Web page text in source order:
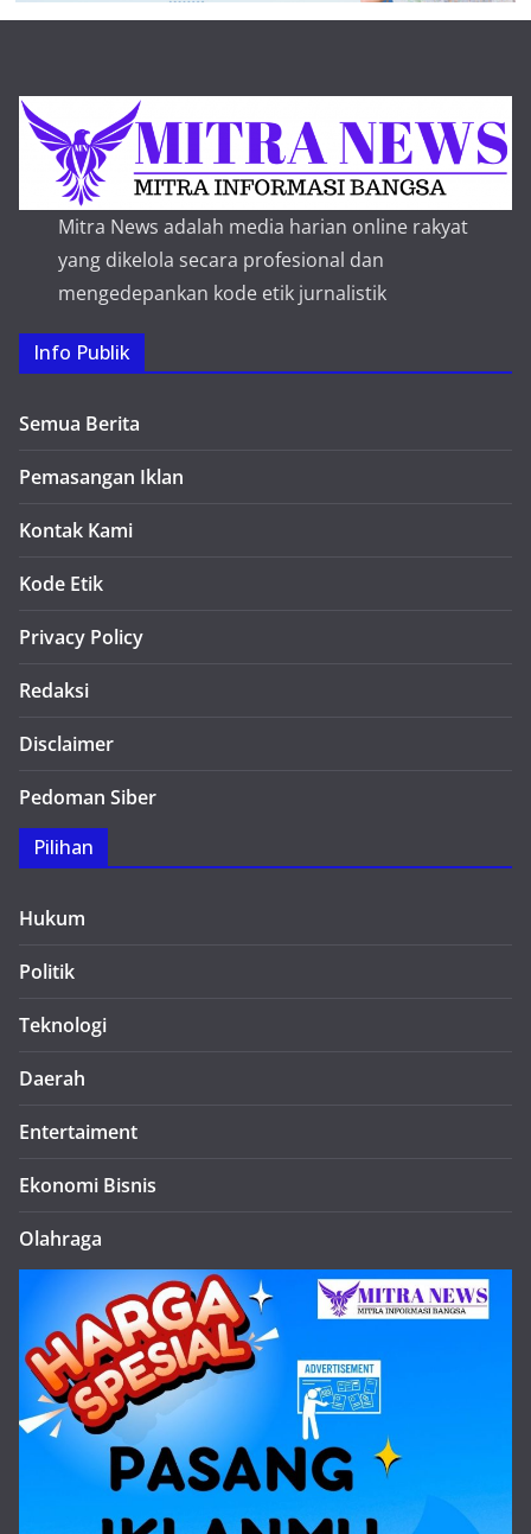
Mitra News adalah media harian online rakyat
yang dikelola secara profesional dan
mengedepankan kode etik jurnalistik
Info Publik
Semua Berita
Pemasangan Iklan
Kontak Kami
Kode Etik
Privacy Policy
Redaksi
Disclaimer
Pedoman Siber
Pilihan
Hukum
Politik
Teknologi
Daerah
Entertaiment
Ekonomi Bisnis
Olahraga